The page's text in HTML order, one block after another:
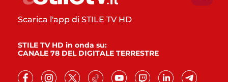
Scarica l'app di STILE TV HD
STILE TV HD in onda su:
CANALE 78 DEL DIGITALE TERRESTRE